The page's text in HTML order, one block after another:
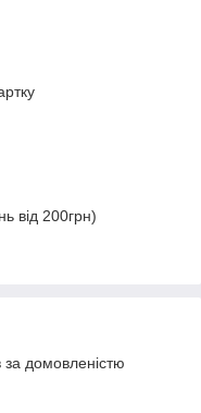
від 200грн)
домовленістю